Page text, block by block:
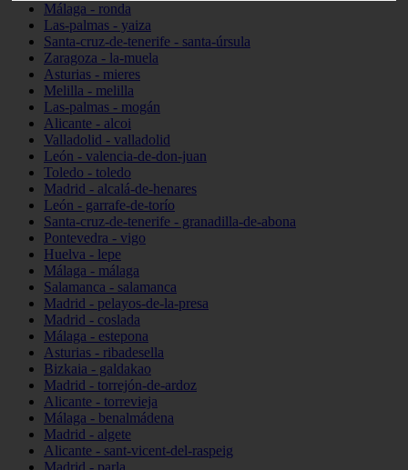
Málaga - ronda
Las-palmas - yaiza
Santa-cruz-de-tenerife - santa-úrsula
Zaragoza - la-muela
Asturias - mieres
Melilla - melilla
Las-palmas - mogán
Alicante - alcoi
Valladolid - valladolid
León - valencia-de-don-juan
Toledo - toledo
Madrid - alcalá-de-henares
León - garrafe-de-torío
Santa-cruz-de-tenerife - granadilla-de-abona
Pontevedra - vigo
Huelva - lepe
Málaga - málaga
Salamanca - salamanca
Madrid - pelayos-de-la-presa
Madrid - coslada
Málaga - estepona
Asturias - ribadesella
Bizkaia - galdakao
Madrid - torrejón-de-ardoz
Alicante - torrevieja
Málaga - benalmádena
Madrid - algete
Alicante - sant-vicent-del-raspeig
Madrid - parla